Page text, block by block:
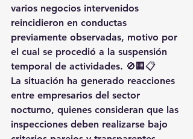
varios negocios intervenidos
reincidieron en conductas
previamente observadas, motivo por
el cual se procedió a la suspensión
temporal de actividades. 🚫🏢📋
La situación ha generado reacciones
entre empresarios del sector
nocturno, quienes consideran que las
inspecciones deben realizarse bajo